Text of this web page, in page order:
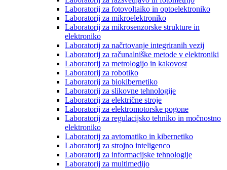
Laboratorij za fotovoltaiko in optoelektroniko
Laboratorij za mikroelektroniko
Laboratorij za mikrosenzorske strukture in
elektroniko
Laboratorij za načrtovanje integriranih vezij
Laboratorij za računalniške metode v elektroniki
Laboratorij za metrologijo in kakovost
Laboratorij za robotiko
Laboratorij za biokibernetiko
Laboratorij za slikovne tehnologije
Laboratorij za električne stroje
Laboratorij za elektromotorske pogone
Laboratorij za regulacijsko tehniko in močnostno
elektroniko
Laboratorij za avtomatiko in kibernetiko
Laboratorij za strojno inteligenco
Laboratorij za informacijske tehnologije
Laboratorij za multimedijo